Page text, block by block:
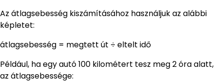
Az átlagsebesség kiszámításához használjuk az alábbi
képletet:
átlagsebesség = megtett út ÷ eltelt idő
Például, ha egy autó 100 kilométert tesz meg 2 óra alatt,
az átlagsebessége: